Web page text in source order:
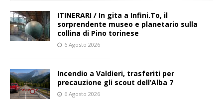
ITINERARI / In gita a Infini.To, il
sorprendente museo e planetario sulla
collina di Pino torinese
6 Agosto 2026
Incendio a Valdieri, trasferiti per
precauzione gli scout dell’Alba 7
6 Agosto 2026